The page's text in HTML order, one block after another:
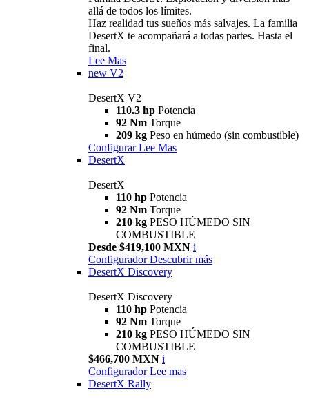
allá de todos los límites.
Haz realidad tus sueños más salvajes. La familia
DesertX te acompañará a todas partes. Hasta el
final.
Lee Mas
new V2
DesertX V2
110.3 hp Potencia
92 Nm Torque
209 kg Peso en húmedo (sin combustible)
Configurar Lee Mas
DesertX
DesertX
110 hp Potencia
92 Nm Torque
210 kg PESO HÚMEDO SIN
COMBUSTIBLE
Desde $419,100 MXN i
Configurador Descubrir más
DesertX Discovery
DesertX Discovery
110 hp Potencia
92 Nm Torque
210 kg PESO HÚMEDO SIN
COMBUSTIBLE
$466,700 MXN i
Configurador Lee mas
DesertX Rally